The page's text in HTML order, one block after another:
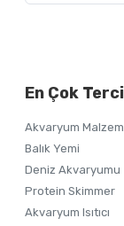
Ürün
Ürün
Bu
En Çok
Akvaryum
Balık Yemi
Deniz Akvaryumu
Protein Skimmer
Akvaryum Isıtıcı